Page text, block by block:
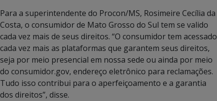
Para a superintendente do Procon/MS, Rosimeire Cecília da
Costa, o consumidor de Mato Grosso do Sul tem se valido
cada vez mais de seus direitos. “O consumidor tem acessado
cada vez mais as plataformas que garantem seus direitos,
seja por meio presencial em nossa sede ou ainda por meio
do consumidor.gov, endereço eletrônico para reclamações.
Tudo isso contribui para o aperfeiçoamento e a garantia
dos direitos”, disse.